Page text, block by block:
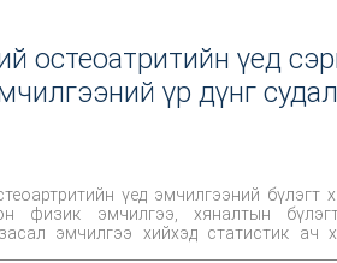
остеоатритийн үед
үр дүнг
үед эмчилгээний бүлэгт
физик эмчилгээ, хяналтын
эмчилгээ хийхэд статистик ач